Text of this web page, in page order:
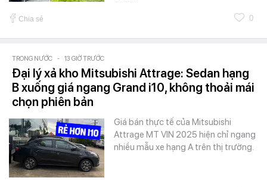
Chia sẻ 0
TRONG NƯỚC - 13 GIỜ TRƯỚC
Đại lý xả kho Mitsubishi Attrage: Sedan hạng
B xuống giá ngang Grand i10, không thoải mái
chọn phiên bản
Giá bán thực tế của Mitsubishi
Attrage MT VIN 2025 hiện chỉ ngang
nhiều mẫu xe hạng A trên thị trường.